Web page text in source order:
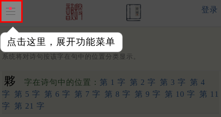
点击这里，展开功能菜单
登录
字：
系统将对诗句按该字在句中的位置分类显示。
夥 字在诗句中的位置： 第 1 字 第 2 字 第 3 字
第 4
字
第 5 字 第 6 字 第 7 字 第 8 字 第 9 字 第 10 字
第 11
字
第 21 字